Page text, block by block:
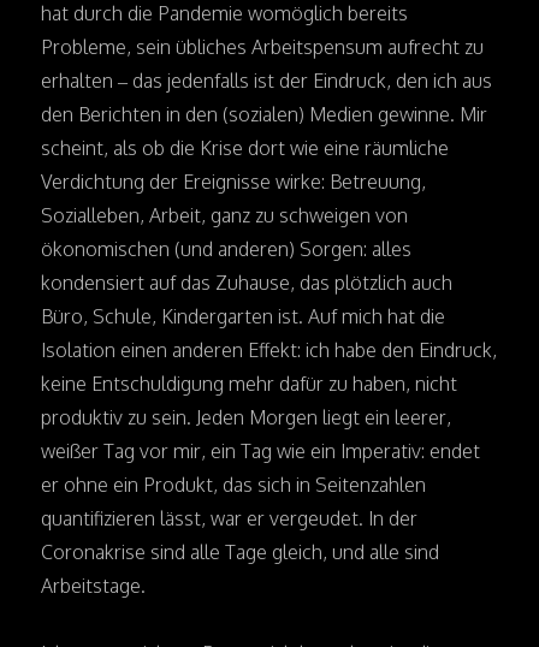
hat durch die Pandemie womöglich bereits
Probleme, sein übliches Arbeitspensum aufrecht zu
erhalten – das jedenfalls ist der Eindruck, den ich aus
den Berichten in den (sozialen) Medien gewinne. Mir
scheint, als ob die Krise dort wie eine räumliche
Verdichtung der Ereignisse wirke: Betreuung,
Sozialleben, Arbeit, ganz zu schweigen von
ökonomischen (und anderen) Sorgen: alles
kondensiert auf das Zuhause, das plötzlich auch
Büro, Schule, Kindergarten ist. Auf mich hat die
Isolation einen anderen Effekt: ich habe den Eindruck,
keine Entschuldigung mehr dafür zu haben, nicht
produktiv zu sein. Jeden Morgen liegt ein leerer,
weißer Tag vor mir, ein Tag wie ein Imperativ: endet
er ohne ein Produkt, das sich in Seitenzahlen
quantifizieren lässt, war er vergeudet. In der
Coronakrise sind alle Tage gleich, und alle sind
Arbeitstage.